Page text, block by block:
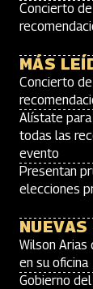
Concierto
MÁS
Concierto
Alístate para
todas las
evento
Presentan
elecciones
Wilson Arias
en su oficina
Gobierno